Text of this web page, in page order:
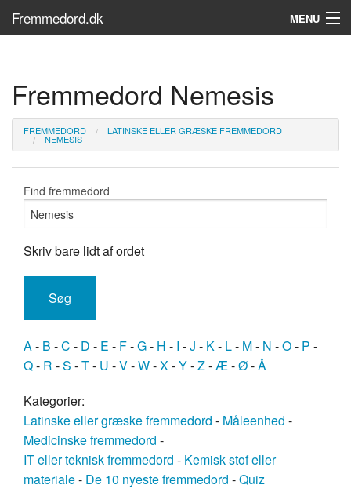
Fremmedord.dk MENU
Søg...
Find bøger
Fremmedord Nemesis
FREMMEDORD LATINSKE ELLER GRÆSKE FREMMEDORD
NEMESIS
Find fremmedord
Skriv bare lidt af ordet
A- B -C - D - E - F-G- H - I -J - K- L- M- N -O- P -
Q- R -S -T- U -V-W-X-Y-Z-Æ-Ø-Å
Kategorier:
Latinske eller græske fremmedord - Måleenhed -
Medicinske fremmedord -
IT eller teknisk fremmedord - Kemisk stof eller
materiale- De 10 nyeste fremmedord -Quiz